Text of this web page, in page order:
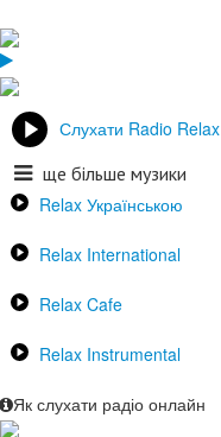
Слухати Radio Relax
ще більше музики
Relax Українською
Relax International
Relax Cafe
Relax Instrumental
Як слухати радіо онлайн